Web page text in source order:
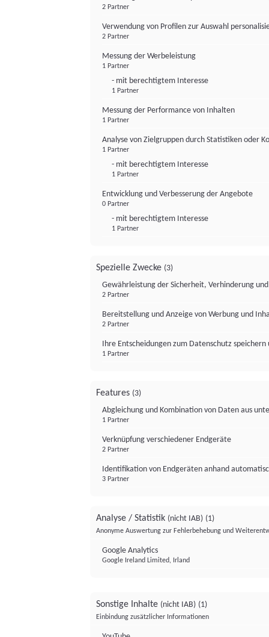
2 Partner
Verwendung von Profilen zur Auswahl
2 Partner
Messung der Werbeleistung
1 Partner
- mit berechtigtem Interesse
1 Partner
Messung der Performance von Inhalten
1 Partner
Analyse von Zielgruppen durch Statistiken oder
1 Partner
- mit berechtigtem Interesse
1 Partner
Entwicklung und Verbesserung der Angebote
0 Partner
- mit berechtigtem Interesse
1 Partner
Spezielle Zwecke (3)
Gewährleistung der Sicherheit, Verhinderung
2 Partner
Bereitstellung und Anzeige von Werbung und
2 Partner
Ihre Entscheidungen zum Datenschutz
1 Partner
Features (3)
Abgleichung und Kombination von Daten aus
1 Partner
Verknüpfung verschiedener Endgeräte
2 Partner
Identifikation von Endgeräten anhand
3 Partner
Analyse / Statistik (nicht IAB) (1)
Anonyme Auswertung zur Fehlerbehebung und
Google Analytics
Google Ireland Limited, Irland
Sonstige Inhalte (nicht IAB) (1)
Einbindung zusätzlicher Informationen